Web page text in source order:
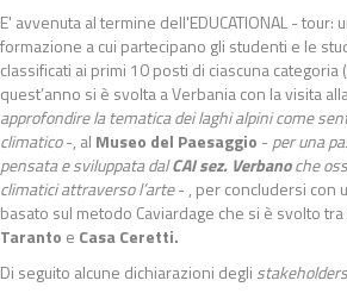
E' avvenuta al termine dell'EDUCATIONAL - tour:
formazione a cui partecipano gli studenti e le
classificati ai primi 10 posti di ciascuna categoria
quest’anno si è svolta a Verbania con la visita
approfondire la tematica dei laghi alpini come
climatico-, al Museo del Paesaggio - per una
pensata e sviluppata dalCAI sez. Verbanoche
climatici attraverso l’arte- , per concludersi con
basato sul metodo Caviardage che si è svolto tra
Taranto e Casa Ceretti.
Di seguito alcune dichiarazioni degli stakeholders